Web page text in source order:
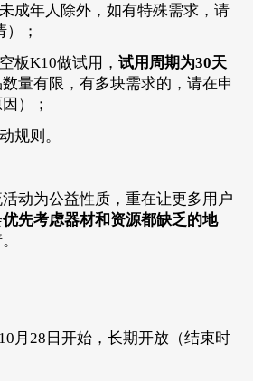
成年人除外，如有特殊需求，请
；
板K10做试用， 试用周期为30天
数量有限，有多块需求的，请在申
）；
规则。
动为公益性质，重在让更多用户
优先考虑器材和资源都缺乏的地
月28日开始，长期开放（结束时